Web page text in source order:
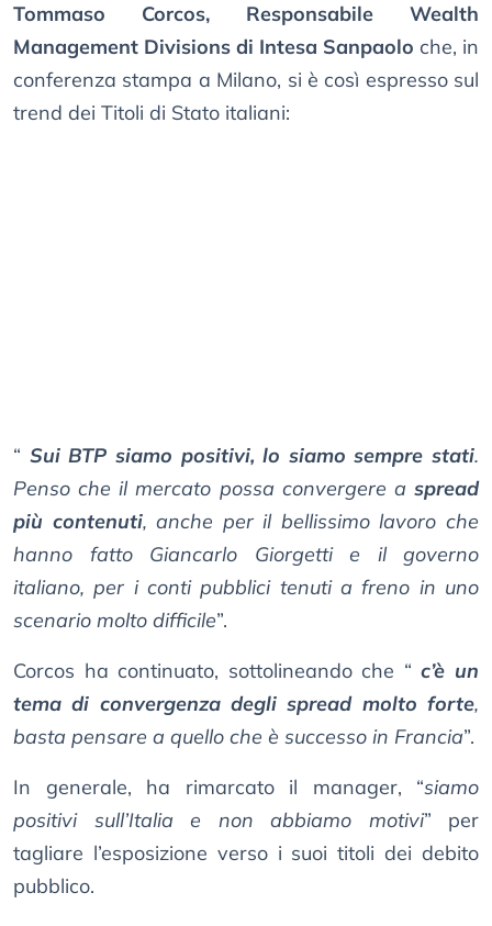
Tommaso Corcos, Responsabile Wealth
Management Divisions di Intesa Sanpaolo che, in
conferenza stampa a Milano, si è così espresso sul
trend dei Titoli di Stato italiani:
“ Sui BTP siamo positivi, lo siamo sempre stati.
Penso che il mercato possa convergere a spread
più contenuti, anche per il bellissimo lavoro che
hanno fatto Giancarlo Giorgetti e il governo
italiano, per i conti pubblici tenuti a freno in uno
scenario molto difficile”.
Corcos ha continuato, sottolineando che “ c’è un
tema di convergenza degli spread molto forte,
basta pensare a quello che è successo in Francia”.
In generale, ha rimarcato il manager, “siamo
positivi sull’Italia e non abbiamo motivi” per
tagliare l’esposizione verso i suoi titoli dei debito
pubblico.